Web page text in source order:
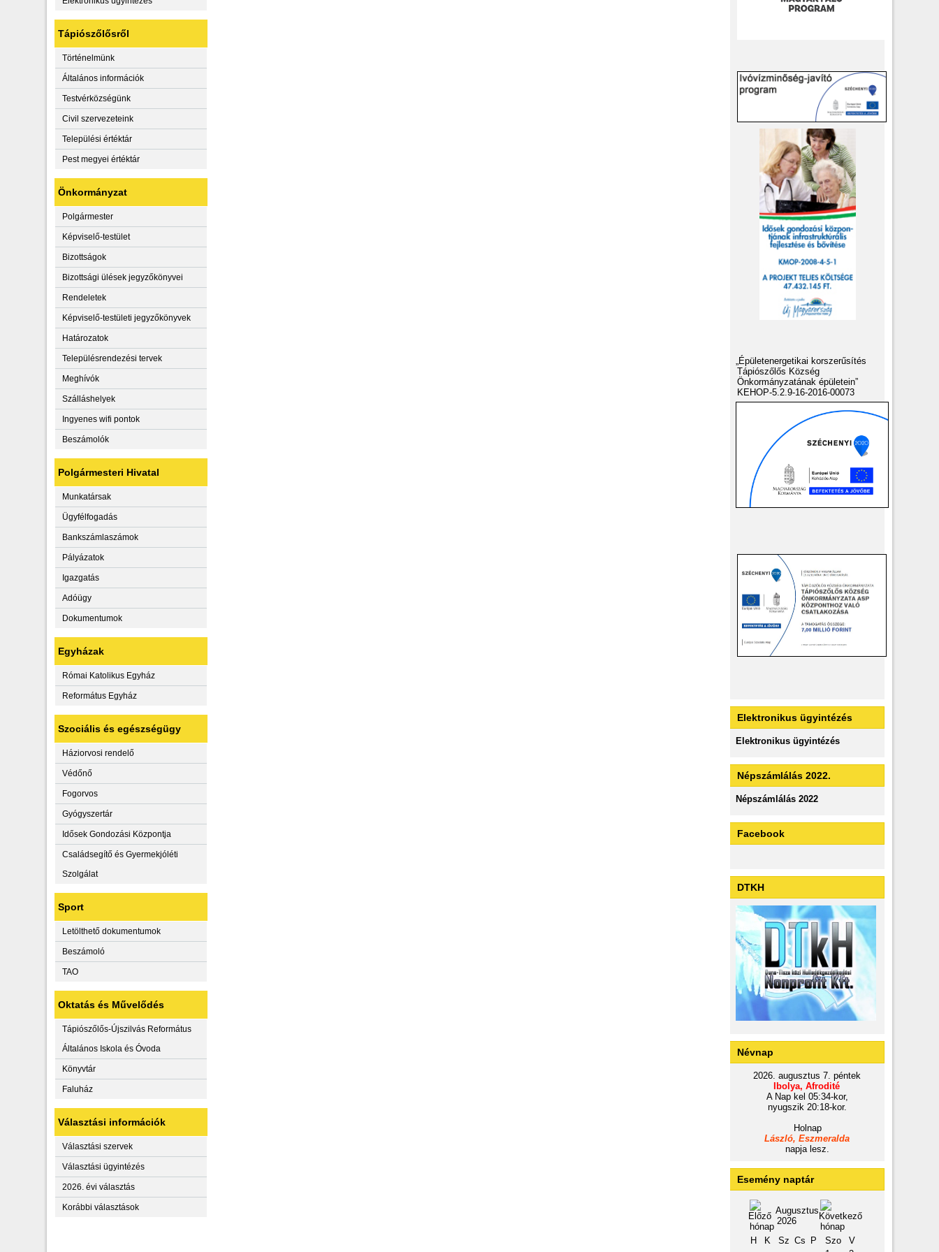
Tápiószőlősről
Történelmünk
Általános információk
Testvérközségünk
Civil szervezeteink
Települési értéktár
Pest megyei értéktár
Önkormányzat
Polgármester
Képviselő-testület
Bizottságok
Bizottsági ülések jegyzőkönyvei
Rendeletek
Képviselő-testületi jegyzőkönyvek
Határozatok
Településrendezési tervek
Meghívók
Szálláshelyek
Ingyenes wifi pontok
Beszámolók
Polgármesteri Hivatal
Munkatársak
Ügyfélfogadás
Bankszámlaszámok
Pályázatok
Igazgatás
Adóügy
Dokumentumok
Egyházak
Római Katolikus Egyház
Református Egyház
Szociális és egészségügy
Háziorvosi rendelő
Védőnő
Fogorvos
Gyógyszertár
Idősek Gondozási Központja
Családsegítő és Gyermekjóléti
Szolgálat
Sport
Letölthető dokumentumok
Beszámoló
TAO
Oktatás és Művelődés
Tápiószőlős-Újszilvás Református
Általános Iskola és Óvoda
Könyvtár
Faluház
Választási információk
Választási szervek
Választási ügyintézés
2026. évi választás
Korábbi választások
„Épületenergetikai korszerűsítés
Tápiószőlős Község
Önkormányzatának épületein”
KEHOP-5.2.9-16-2016-00073
Elektronikus ügyintézés
Elektronikus ügyintézés
Népszámlálás 2022.
Népszámlálás 2022
Facebook
DTKH
Névnap
2026. augusztus 7. péntek
Ibolya, Afrodité
A Nap kel 05:34-kor,
nyugszik 20:18-kor.
Holnap
László, Eszmeralda
napja lesz.
Esemény naptár
Augusztus
2026
H
K Sz Cs P Szo
V